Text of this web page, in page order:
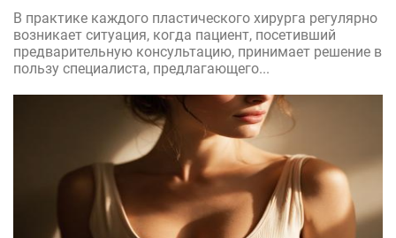
В практике каждого пластического хирурга регулярно
возникает ситуация, когда пациент, посетивший
предварительную консультацию, принимает решение в
пользу специалиста, предлагающего...